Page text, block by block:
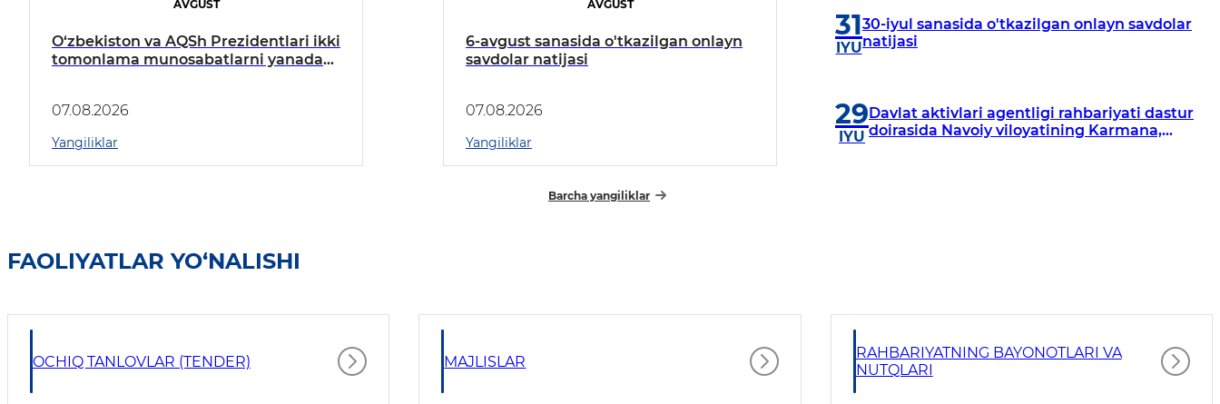
AVGUST
O‘zbekiston va AQSh Prezidentlari ikki
tomonlama munosabatlarni yanada
07.08.2026
Yangiliklar
AVGUST
6-avgust sanasida o'tkazilgan onlayn
savdolar natijasi
07.08.2026
Yangiliklar
31
IYU
30-iyul sanasida o'tkazilgan onlayn savdolar
natijasi
29
IYU
Davlat aktivlari agentligi rahbariyati dastur
doirasida Navoiy viloyatining Karmana,
Barcha yangiliklar
FAOLIYATLAR YO‘NALISHI
OCHIQ TANLOVLAR (TENDER) MAJLISLAR
RAHBARIYATNING BAYONOTLARI VA
NUTQLARI